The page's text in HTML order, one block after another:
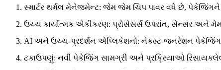
સ્માર્ટર થર્મલ મેનેજમેન્ટ: જેમ જેમ ચિપ પાવર વધે છે,
ઉચ્ચ કાર્યાત્મક એકીકરણ: પ્રોસેસર્સ ઉપરાંત, સેન્સર અને
AI અને ઉચ્ચ-પ્રદર્શન એપ્લિકેશનો: નેક્સ્ટ-જનરેશન પેકેજિંગ
ટકાઉપણું: નવી પેકેજિંગ સામગ્રી અને પ્રક્રિયાઓ